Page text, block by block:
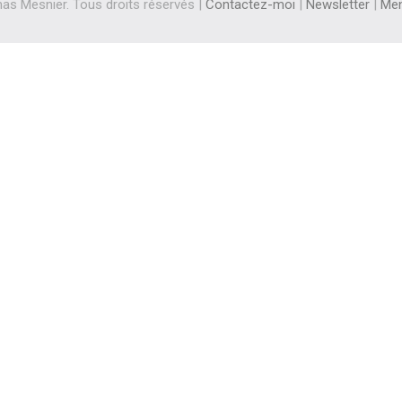
Mesnier. Tous droits réservés |Contactez-moi |Newsletter |